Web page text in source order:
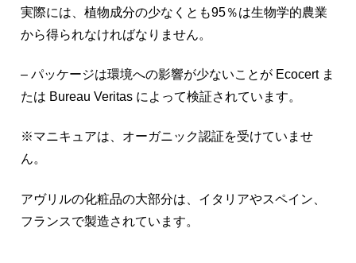
実際には、植物成分の少なくとも95％は生物学的農業
から得られなければなりません。
– パッケージは環境への影響が少ないことが Ecocert ま
たは Bureau Veritas によって検証されています。
※マニキュアは、オーガニック認証を受けていませ
ん。
アヴリルの化粧品の大部分は、イタリアやスペイン、
フランスで製造されています。